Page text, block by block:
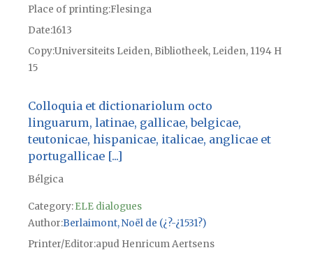
Place of printingFlesinga
Date1613
CopyUniversiteits Leiden, Bibliotheek, Leiden, 1194 H
15
Colloquia et dictionariolum octo
linguarum, latinae, gallicae, belgicae,
teutonicae, hispanicae, italicae, anglicae et
portugallicae [...]
Bélgica
Category:ELE dialogues
Author Berlaimont, Noël de (¿?-¿1531?)
Printer/Editor apud Henricum Aertsens